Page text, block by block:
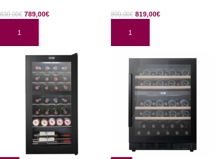
839,00€ 789,00€
AÑADIR AL CARRITO
899,00€ 819,00€
AÑADIR AL CARRITO